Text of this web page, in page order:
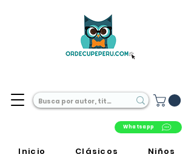
Whatsapp
Inicio Clásicos Niños